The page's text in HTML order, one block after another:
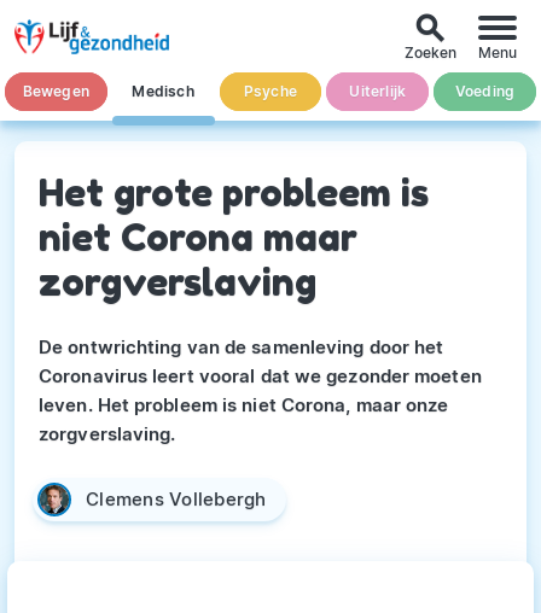
Bewegen Medisch Psyche Uiterlijk Voeding
search
Zoeken Menu
Het grote probleem is
niet Corona maar
zorgverslaving
De ontwrichting van de samenleving door het
Coronavirus leert vooral dat we gezonder moeten
leven. Het probleem is niet Corona, maar onze
zorgverslaving.
Clemens Vollebergh